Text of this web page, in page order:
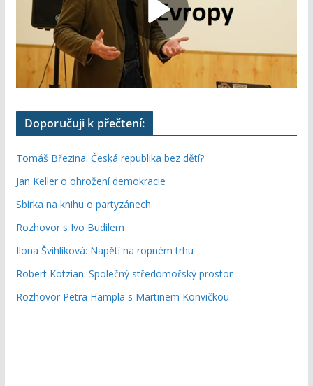
Doporučuji k přečtení:
Tomáš Březina: Česká republika bez dětí?
Jan Keller o ohrožení demokracie
Sbírka na knihu o partyzánech
Rozhovor s Ivo Budilem
Ilona Švihlíková: Napětí na ropném trhu
Robert Kotzian: Společný středomořský prostor
Rozhovor Petra Hampla s Martinem Konvičkou